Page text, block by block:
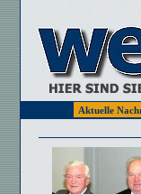
Aktuelle